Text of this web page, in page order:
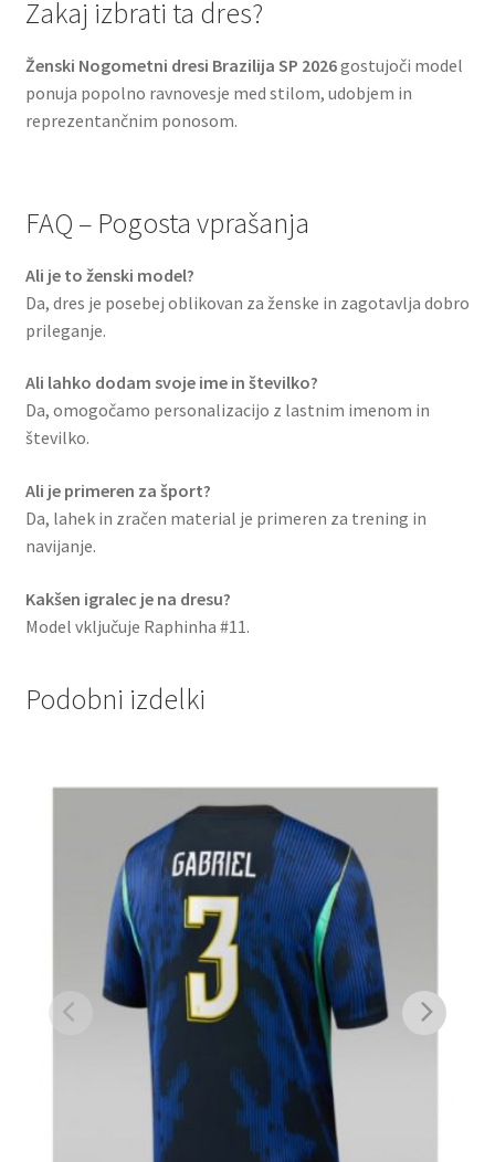
Zakaj izbrati ta dres?
Ženski Nogometni dresi Brazilija SP 2026gostujoči model
ponuja popolno ravnovesje med stilom, udobjem in
reprezentančnim ponosom.
FAQ – Pogosta vprašanja
Ali je to ženski model?
Da, dres je posebej oblikovan za ženske in zagotavlja dobro
prileganje.
Ali lahko dodam svoje ime in številko?
Da, omogočamo personalizacijo z lastnim imenom in
številko.
Ali je primeren za šport?
Da, lahek in zračen material je primeren za trening in
navijanje.
Kakšen igralec je na dresu?
Model vključuje Raphinha #11.
Podobni izdelki